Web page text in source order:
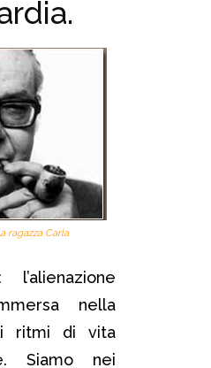
ragazza Carla
: l’alienazione
nella
ritmi di vita
Siamo nei